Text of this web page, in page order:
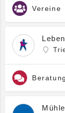
Vereine